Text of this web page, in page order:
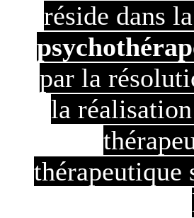
réside dans
par la
la
thérapeutique